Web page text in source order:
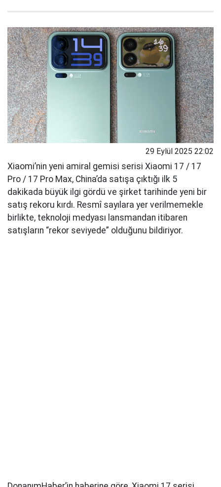
29 Eylül 2025 22:02
Xiaomi’nin yeni amiral gemisi serisi Xiaomi 17 / 17
Pro / 17 Pro Max, China’da satışa çıktığı ilk 5
dakikada büyük ilgi gördü ve şirket tarihinde yeni bir
satış rekoru kırdı. Resmî sayılara yer verilmemekle
birlikte, teknoloji medyası lansmandan itibaren
satışların “rekor seviyede” olduğunu bildiriyor.